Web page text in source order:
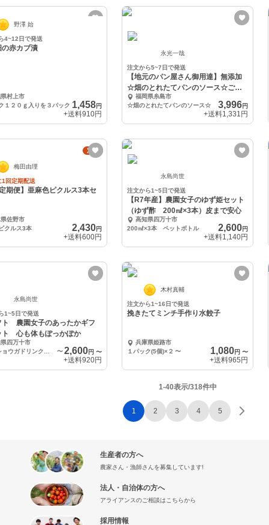
野澤 始
4~12日で発送
の赤カブ漬
村上市
１２０ｇ入りを３パック 1,458円
+送料910円
永光一哉
注文から5~7日で発送
【地元のパン屋さん御用達】無添加
☆畑のとれたてパンのソース☆ご贈
答にもオススメ！
福岡県糸島市
☆畑のとれたてパンのソース☆
3,996円
+送料1,331円
定期
梅田由理
1回定期配送
定期便】亜麻色ピクルス3本セ
佐野市
クルス3本
2,430円
+送料600円
永島尚世
注文から1~5日で発送
【R7年産】農園女子のゆず姫セット
（ゆず酢 200㎖×3本）皮まで安心
高知県四万十市
200㎖×3本 ペットボトル
2,600円
+送料1,140円
永島尚世
1~5日で発送
ト 農園女子のあったかギフ
ト 心も体もぽっかぽか
四万十市
〜 2,600円 〜
+送料920円
木村真輔
注文から1~16日で発送
挽きたてミンチ手作り水餃子
兵庫県姫路市
１パック(5個)×２ 〜 1,080円〜
+送料965円
1-40表示/318件中
1 2 3 4 5
生産者の方へ
農家さん・漁師さんを募集しています!
法人・自治体の方へ
アライアンスのご相談はこちらから
採用情報